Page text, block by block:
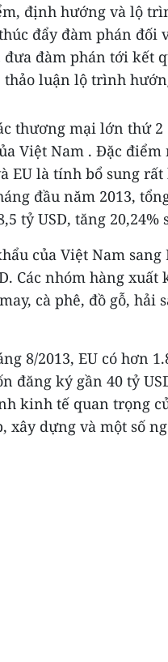
định hướng và lộ
đẩy đàm phán đối
đàm phán tới kết
thảo luận lộ trình
thương mại lớn thứ
Việt Nam . Đặc
EU là tính bổ sung
đầu năm 2013,
tỷ USD, tăng
của Việt Nam
Các nhóm hàng
cà phê, đồ gỗ, hải
8/2013, EU có hơn
đăng ký gần 40 tỷ
kinh tế quan trọng
xây dựng và một số